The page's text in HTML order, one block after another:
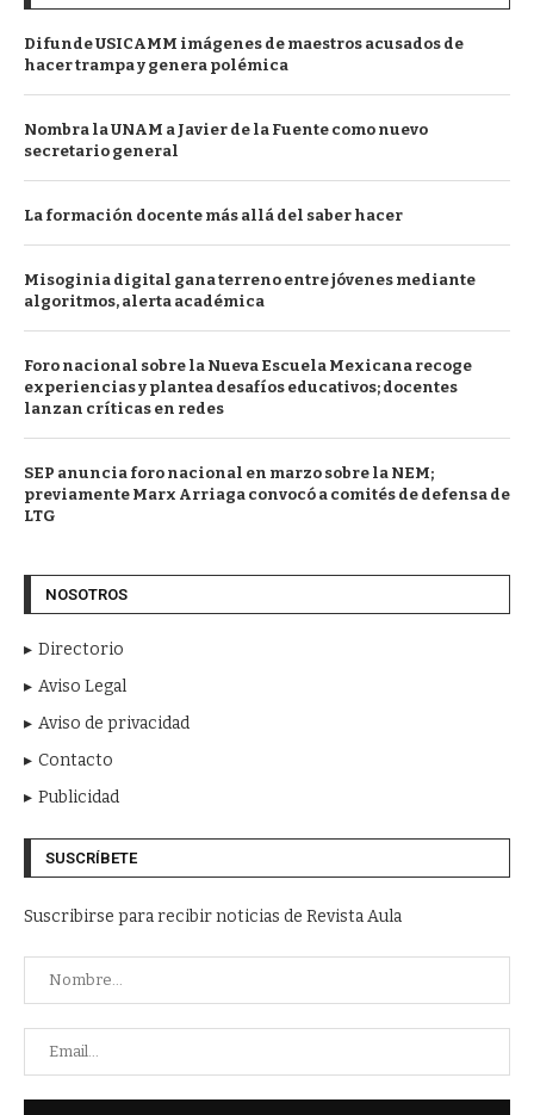
Difunde USICAMM imágenes de maestros acusados de
hacer trampa y genera polémica
Nombra la UNAM a Javier de la Fuente como nuevo
secretario general
La formación docente más allá del saber hacer
Misoginia digital gana terreno entre jóvenes mediante
algoritmos, alerta académica
Foro nacional sobre la Nueva Escuela Mexicana recoge
experiencias y plantea desafíos educativos; docentes
lanzan críticas en redes
SEP anuncia foro nacional en marzo sobre la NEM;
previamente Marx Arriaga convocó a comités de defensa de
LTG
NOSOTROS
Directorio
Aviso Legal
Aviso de privacidad
Contacto
Publicidad
SUSCRÍBETE
Suscribirse para recibir noticias de Revista Aula